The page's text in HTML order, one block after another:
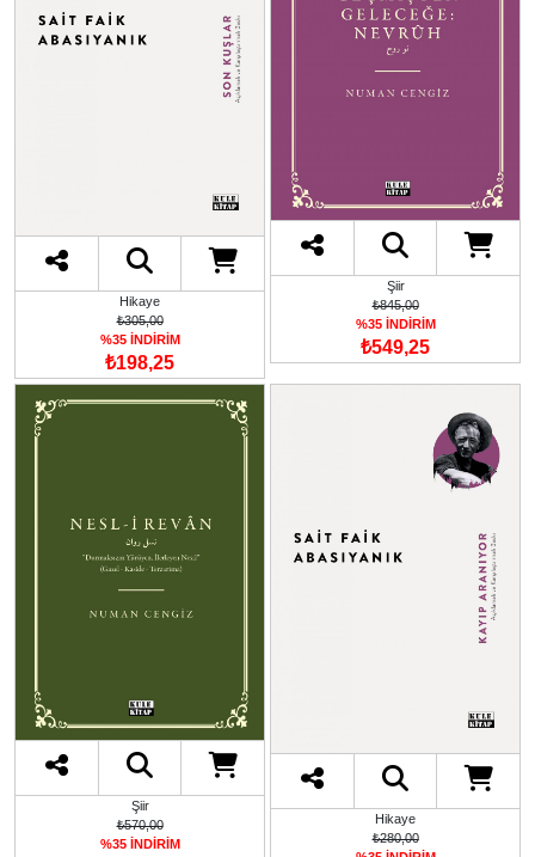
Hikaye
₺305,00
%35 İNDİRİM
₺198,25
Şiir
₺845,00
%35 İNDİRİM
₺549,25
Şiir
₺570,00
%35 İNDİRİM
Hikaye
₺280,00